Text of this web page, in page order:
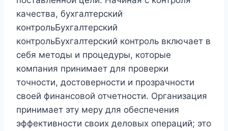
качества, бухгалтерский
контрольБухгалтерский
контрольБухгалтерский контроль включает в
себя методы и процедуры, которые
компания принимает для проверки
точности, достоверности и прозрачности
своей финансовой отчетности. Организация
принимает эту меру для обеспечения
эффективности своих деловых операций; это